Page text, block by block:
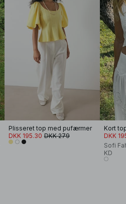
Plisseret top med pufærmer
DKK 195.30 DKK 279
Kort
DKK
Sofi
KD